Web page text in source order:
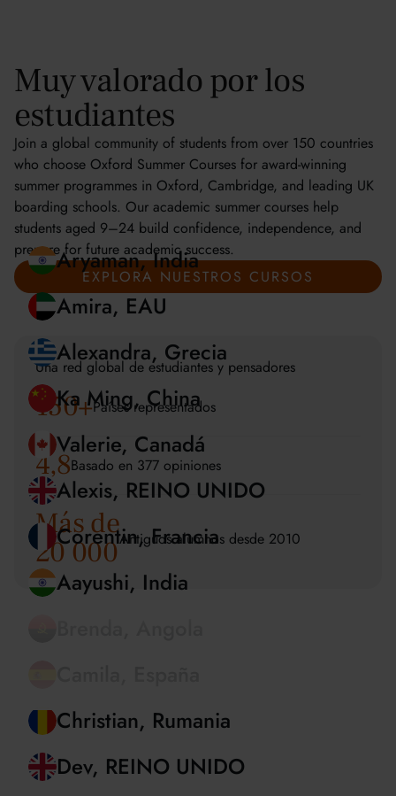
Muy valorado por los
estudiantes
Join a global community of students from over 150 countries
who choose Oxford Summer Courses for award-winning
summer programmes in Oxford, Cambridge, and leading UK
boarding schools. Our academic summer courses help
students aged 9–24 build confidence, independence, and
prepare for future academic success.
EXPLORA NUESTROS CURSOS
Una red global de estudiantes y pensadores
150+Países representados
4,8Basado en 377 opiniones
Más de
20 000Antiguos alumnos desde 2010
Aryaman, India
Amira, EAU
Alexandra, Grecia
Ka Ming, China
Valerie, Canadá
Alexis, REINO UNIDO
Corentin, Francia
Camila, España
Christian, Rumania